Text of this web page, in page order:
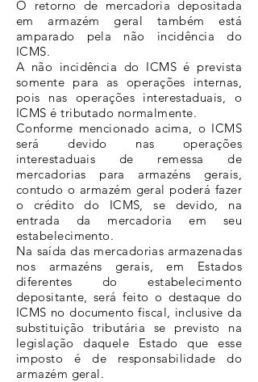
O retorno de mercadoria depositada
em armazém geral também está
amparado pela não incidência do
ICMS.
A não incidência do ICMS é prevista
somente para as operações internas,
pois nas operações interestaduais, o
ICMS é tributado normalmente.
Conforme mencionado acima, o ICMS
será devido nas operações
interestaduais de remessa de
mercadorias para armazéns gerais,
contudo o armazém geral poderá fazer
o crédito do ICMS, se devido, na
entrada da mercadoria em seu
estabelecimento.
Na saída das mercadorias armazenadas
nos armazéns gerais, em Estados
diferentes do estabelecimento
depositante, será feito o destaque do
ICMS no documento fiscal, inclusive da
substituição tributária se previsto na
legislação daquele Estado que esse
imposto é de responsabilidade do
armazém geral.